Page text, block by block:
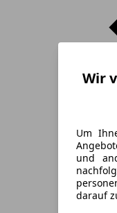
Wir
Um
und
darauf